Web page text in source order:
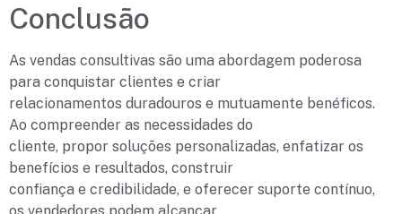
Conclusão
As vendas consultivas são uma abordagem poderosa
para conquistar clientes e criar
relacionamentos duradouros e mutuamente benéficos.
Ao compreender as necessidades do
cliente, propor soluções personalizadas, enfatizar os
benefícios e resultados, construir
confiança e credibilidade, e oferecer suporte contínuo,